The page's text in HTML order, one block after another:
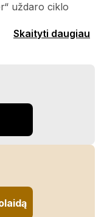
uždaro ciklo
Skaityti daugiau